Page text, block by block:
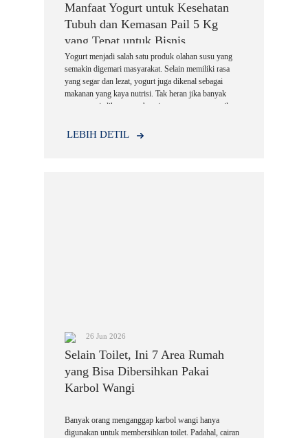
Manfaat Yogurt untuk Kesehatan
Tubuh dan Kemasan Pail 5 Kg
yang Tepat untuk Bisnis
Yogurt menjadi salah satu produk olahan susu yang
semakin digemari masyarakat. Selain memiliki rasa
yang segar dan lezat, yogurt juga dikenal sebagai
makanan yang kaya nutrisi. Tak heran jika banyak
orang menjadikannya sebagai menu sarapan, camilan
LEBIH DETIL
26 Jun 2026
Selain Toilet, Ini 7 Area Rumah
yang Bisa Dibersihkan Pakai
Karbol Wangi
Banyak orang menganggap karbol wangi hanya
digunakan untuk membersihkan toilet. Padahal, cairan